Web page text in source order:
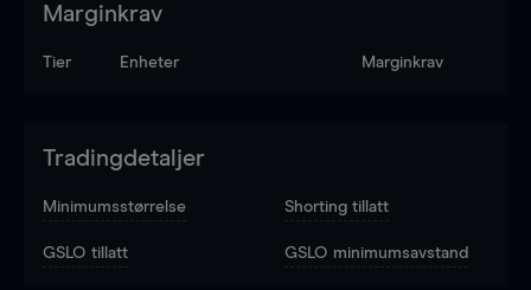
Marginkrav
Tier Enheter Marginkrav
Tradingdetaljer
Minimumsstørrelse Shorting tillatt
GSLO tillatt GSLO minimumsavstand